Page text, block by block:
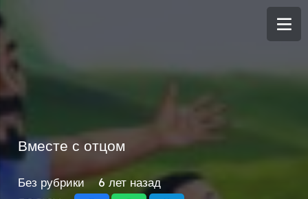
Вместе с отцом
Без рубрики
6 лет назад